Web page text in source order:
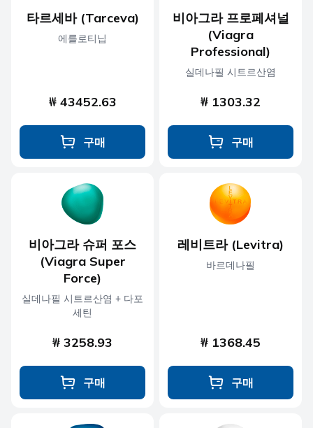
타르세바 (Tarceva)
에를로티닙
₩ 43452.63
구매
비아그라 프로페셔널
(Viagra
Professional)
실데나필 시트르산염
₩ 1303.32
구매
비아그라 슈퍼 포스
(Viagra Super
Force)
실데나필 시트르산염 + 다포
세틴
₩ 3258.93
구매
레비트라 (Levitra)
바르데나필
₩ 1368.45
구매